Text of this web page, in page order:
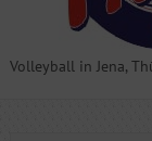
Volleyball in Jena,